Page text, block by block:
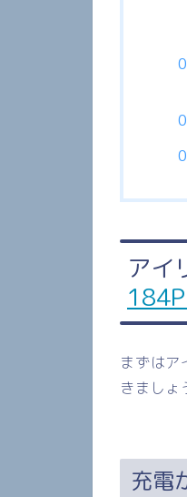
アイ
184P
まずはア
きましょ
充電